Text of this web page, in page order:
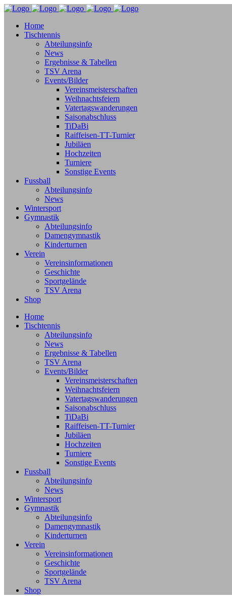
Home
Tischtennis
Abteilungsinfo
News
Ergebnisse & Tabellen
TSV Arena
Events/Bilder
Vereinsmeisterschaften
Weihnachtsfeiern
Vatertagswanderungen
Saisonabschluss
TiDaBi
Raiffeisen-TT-Turnier
Jubiläen
Hochzeiten
Turniere
Sonstige Events
Fussball
Abteilungsinfo
News
Wintersport
Gymnastik
Abteilungsinfo
Damengymnastik
Kinderturnen
Verein
Vereinsinformationen
Geschichte
Sportgelände
TSV Arena
Shop
Home
Tischtennis
Abteilungsinfo
News
Ergebnisse & Tabellen
TSV Arena
Events/Bilder
Vereinsmeisterschaften
Weihnachtsfeiern
Vatertagswanderungen
Saisonabschluss
TiDaBi
Raiffeisen-TT-Turnier
Jubiläen
Hochzeiten
Turniere
Sonstige Events
Fussball
Abteilungsinfo
News
Wintersport
Gymnastik
Abteilungsinfo
Damengymnastik
Kinderturnen
Verein
Vereinsinformationen
Geschichte
Sportgelände
TSV Arena
Shop